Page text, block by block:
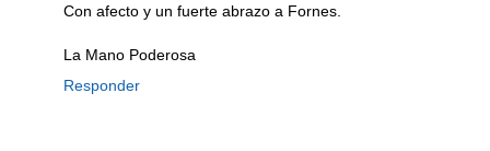
Con afecto y un fuerte abrazo a Fornes.
La Mano Poderosa
Responder